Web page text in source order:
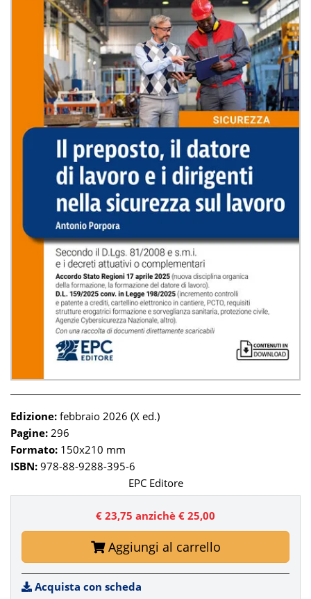
Edizione: febbraio 2026 (X ed.)
Pagine: 296
Formato: 150x210 mm
ISBN: 978-88-9288-395-6
EPC Editore
€ 23,75 anzichè € 25,00
Aggiungi al carrello
Acquista con scheda